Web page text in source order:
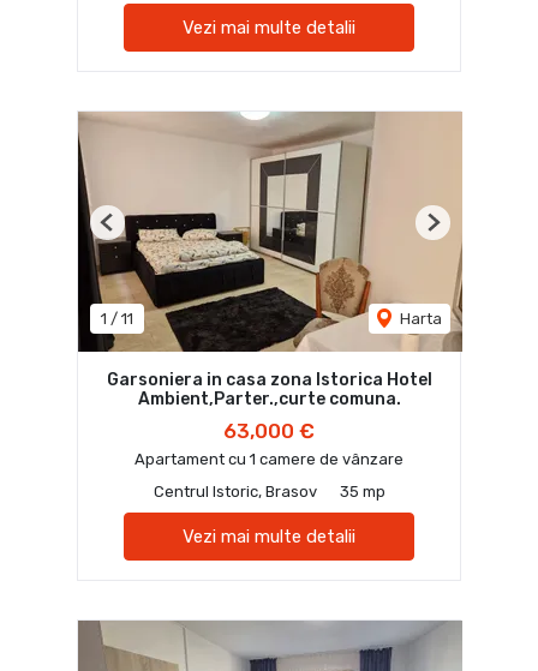
Vezi mai multe detalii
1 / 11 Harta
Previous Next
Garsoniera in casa zona Istorica Hotel
Ambient,Parter.,curte comuna.
63,000 €
Apartament cu 1 camere de vânzare
Centrul Istoric, Brasov
35 mp
Vezi mai multe detalii